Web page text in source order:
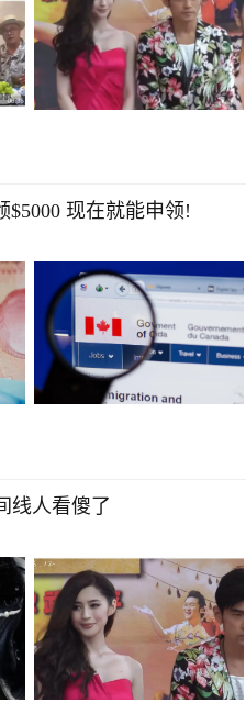
现在就能申领!
线人看傻了